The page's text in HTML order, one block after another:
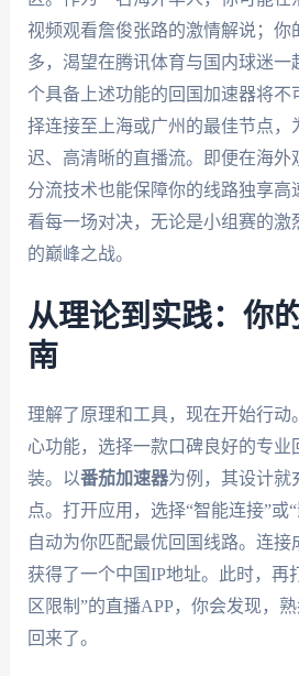
视频观看詹俊张路的激情解说；你
多，渴望在腾讯体育与国内球迷一
个具备上述功能的回国加速器将不
择连接至上海或广州的最佳节点，
迟、高清晰的直播流。即便在海外
分流技术也能保障你的线路独享高
看每一场对决，无论是小组赛的激
的巅峰之战。
从理论到实践：你
南
理解了原理和工具，现在开始行动
心功能，选择一款口碑良好的专业
装。以番茄加速器为例，其设计就
点。打开应用，选择“智能连接”或
自动为你匹配最优回国线路。连接
获得了一个中国IP地址。此时，再
区限制”的直播APP，你会发现，
回来了。